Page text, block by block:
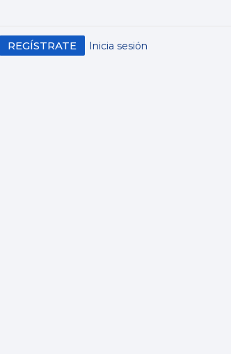
Inicia sesión
REGÍSTRATE